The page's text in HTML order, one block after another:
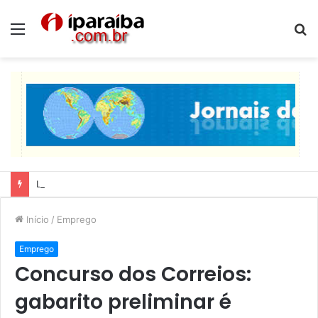
Menu
Início / Emprego
Emprego
Concurso dos Correios:
gabarito preliminar é